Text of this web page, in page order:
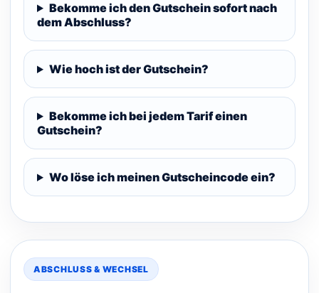
Bekomme ich den Gutschein sofort nach
dem Abschluss?
Wie hoch ist der Gutschein?
Bekomme ich bei jedem Tarif einen
Gutschein?
Wo löse ich meinen Gutscheincode ein?
ABSCHLUSS & WECHSEL